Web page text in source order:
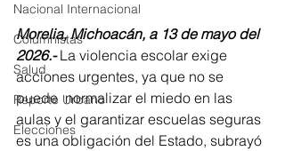
Nacional Internacional
Columnistas
Salud
Reporte Urbano
Elecciones
Morelia, Michoacán, a 13 de mayo del
2026.- La violencia escolar exige
acciones urgentes, ya que no se
puede  normalizar el miedo en las
aulas y el garantizar escuelas seguras
es una obligación del Estado, subrayó